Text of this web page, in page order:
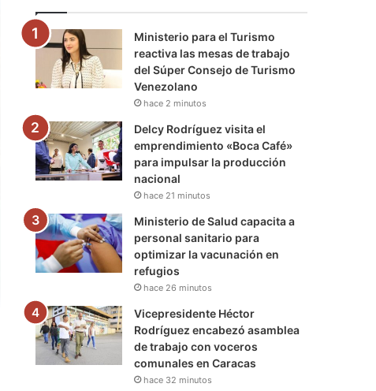
o
k
r
e
r
a
m
a
m
Ministerio para el Turismo
reactiva las mesas de trabajo
del Súper Consejo de Turismo
Venezolano
hace 2 minutos
Delcy Rodríguez visita el
emprendimiento «Boca Café»
para impulsar la producción
nacional
hace 21 minutos
Ministerio de Salud capacita a
personal sanitario para
optimizar la vacunación en
refugios
hace 26 minutos
Vicepresidente Héctor
Rodríguez encabezó asamblea
de trabajo con voceros
comunales en Caracas
hace 32 minutos